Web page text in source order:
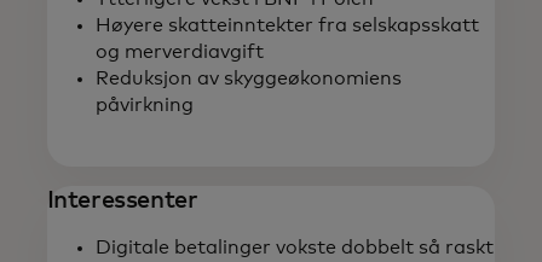
Høyere skatteinntekter fra selskapsskatt
og merverdiavgift
Reduksjon av skyggeøkonomiens
påvirkning
Interessenter
Digitale betalinger vokste dobbelt så raskt